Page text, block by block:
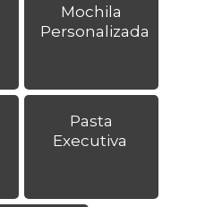
Mochila
Personalizada
Pasta
Executiva